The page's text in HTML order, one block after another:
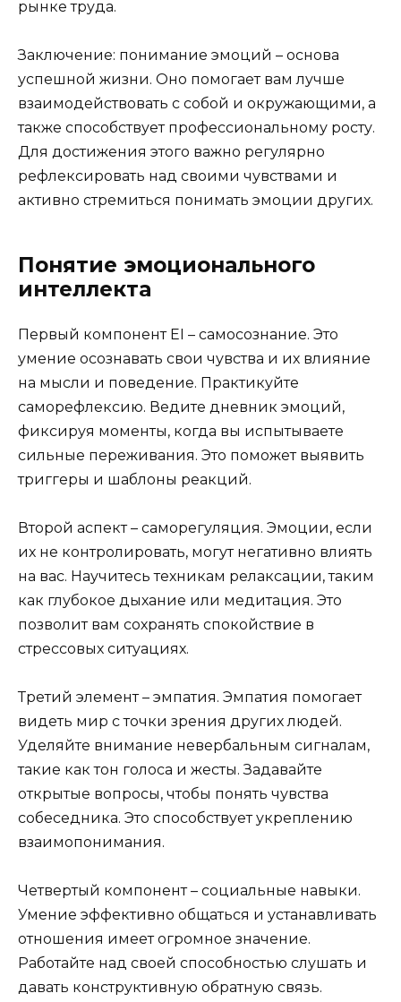
рынке труда.
Заключение: понимание эмоций – основа
успешной жизни. Оно помогает вам лучше
взаимодействовать с собой и окружающими, а
также способствует профессиональному росту.
Для достижения этого важно регулярно
рефлексировать над своими чувствами и
активно стремиться понимать эмоции других.
Понятие эмоционального
интеллекта
Первый компонент EI – самосознание. Это
умение осознавать свои чувства и их влияние
на мысли и поведение. Практикуйте
саморефлексию. Ведите дневник эмоций,
фиксируя моменты, когда вы испытываете
сильные переживания. Это поможет выявить
триггеры и шаблоны реакций.
Второй аспект – саморегуляция. Эмоции, если
их не контролировать, могут негативно влиять
на вас. Научитесь техникам релаксации, таким
как глубокое дыхание или медитация. Это
позволит вам сохранять спокойствие в
стрессовых ситуациях.
Третий элемент – эмпатия. Эмпатия помогает
видеть мир с точки зрения других людей.
Уделяйте внимание невербальным сигналам,
такие как тон голоса и жесты. Задавайте
открытые вопросы, чтобы понять чувства
собеседника. Это способствует укреплению
взаимопонимания.
Четвертый компонент – социальные навыки.
Умение эффективно общаться и устанавливать
отношения имеет огромное значение.
Работайте над своей способностью слушать и
давать конструктивную обратную связь.